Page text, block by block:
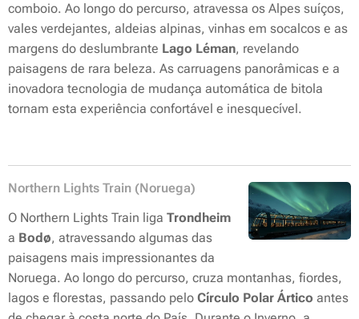
comboio. Ao longo do percurso, atravessa os Alpes suíços,
vales verdejantes, aldeias alpinas, vinhas em socalcos e as
margens do deslumbrante Lago Léman, revelando
paisagens de rara beleza. As carruagens panorâmicas e a
inovadora tecnologia de mudança automática de bitola
tornam esta experiência confortável e inesquecível.
Northern Lights Train (Noruega)
O Northern Lights Train liga Trondheim
a Bodø, atravessando algumas das
paisagens mais impressionantes da
Noruega. Ao longo do percurso, cruza montanhas, fiordes,
lagos e florestas, passando pelo Círculo Polar Ártico antes